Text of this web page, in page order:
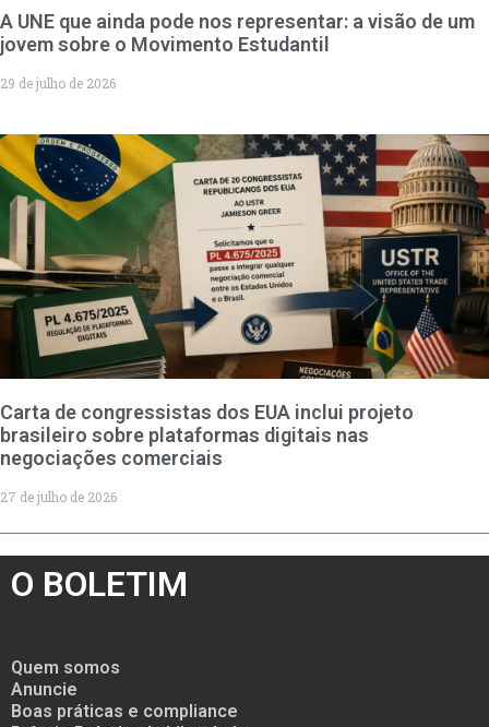
A UNE que ainda pode nos representar: a visão de um
jovem sobre o Movimento Estudantil
29 de julho de 2026
Carta de congressistas dos EUA inclui projeto
brasileiro sobre plataformas digitais nas
negociações comerciais
27 de julho de 2026
O BOLETIM
Quem somos
Anuncie
Boas práticas e compliance